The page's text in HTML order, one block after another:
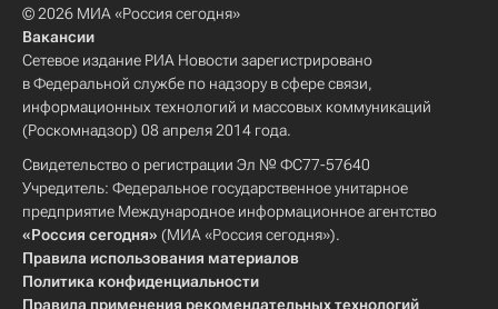
© 2026 МИА «Россия сегодня»
Вакансии
Сетевое издание РИА Новости зарегистрировано
в Федеральной службе по надзору в сфере связи,
информационных технологий и массовых коммуникаций
(Роскомнадзор) 08 апреля 2014 года.
Свидетельство о регистрации Эл № ФС77-57640
Учредитель: Федеральное государственное унитарное
предприятие Международное информационное агентство
«Россия сегодня» (МИА «Россия сегодня»).
Правила использования материалов
Политика конфиденциальности
Правила применения рекомендательных технологий